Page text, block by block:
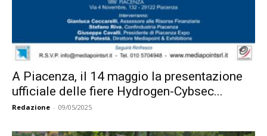
A Piacenza, il 14 maggio la presentazione
ufficiale delle fiere Hydrogen-Cybsec...
Redazione - 09/05/2025